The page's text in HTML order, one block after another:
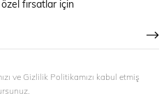
fırsatlar için
ve Gizlilik Politikamızı kabul etmiş